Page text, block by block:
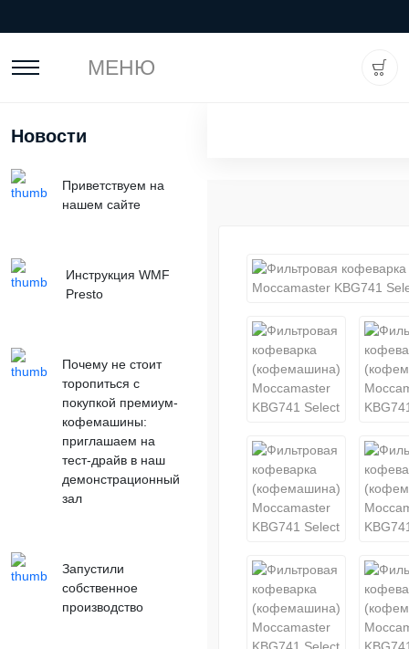
МЕНЮ
Новости
Приветствуем на
нашем сайте
Инструкция WMF
Presto
Почему не стоит
торопиться с
покупкой премиум-
кофемашины:
приглашаем на
тест-драйв в наш
демонстрационный
зал
Запустили
собственное
производство